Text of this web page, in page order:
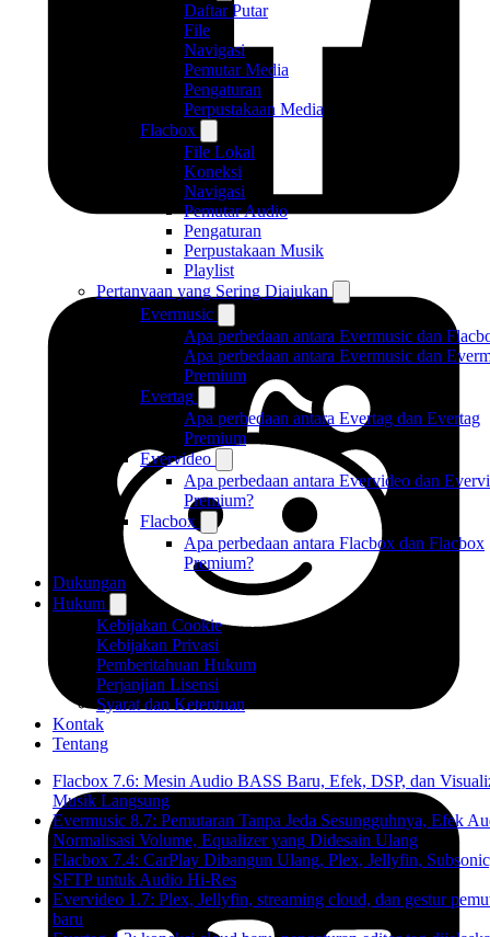
Daftar Putar
File
Navigasi
Pemutar Media
Pengaturan
Perpustakaan Media
Flacbox
File Lokal
Koneksi
Navigasi
Pemutar Audio
Pengaturan
Perpustakaan Musik
Playlist
Pertanyaan yang Sering Diajukan
Evermusic
Apa perbedaan antara Evermusic dan
Apa perbedaan antara Evermusic dan
Premium
Evertag
Apa perbedaan antara Evertag dan Evertag
Premium
Evervideo
Apa perbedaan antara Evervideo dan
Premium?
Flacbox
Apa perbedaan antara Flacbox dan Flacbox
Premium?
Dukungan
Hukum
Kebijakan Cookie
Kebijakan Privasi
Pemberitahuan Hukum
Perjanjian Lisensi
Syarat dan Ketentuan
Kontak
Tentang
Flacbox 7.6: Mesin Audio BASS Baru, Efek, DSP, dan
Musik Langsung
Evermusic 8.7: Pemutaran Tanpa Jeda Sesungguhnya, Efek
Normalisasi Volume, Equalizer yang Didesain Ulang
Flacbox 7.4: CarPlay Dibangun Ulang, Plex, Jellyfin,
SFTP untuk Audio Hi-Res
Evervideo 1.7: Plex, Jellyfin, streaming cloud, dan gestur
baru